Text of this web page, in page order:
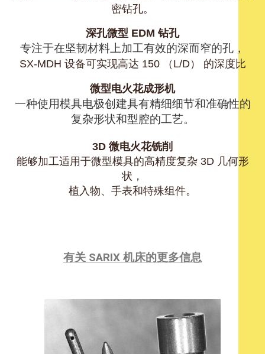
密钻孔。
深孔微型 EDM 钻孔
专注于在坚韧材料上加工有效的深而窄的孔，
SX-MDH 设备可实现高达 150 （L/D） 的深度比
微型电火花成形机
一种使用模具电极创建具有精细细节和准确性的
复杂形状和型腔的工艺。
3D 微电火花铣削
能够加工适用于微型模具的高精度复杂 3D 几何形
状，
植入物、手表和特殊组件。
有关 SARIX 机床的更多信息